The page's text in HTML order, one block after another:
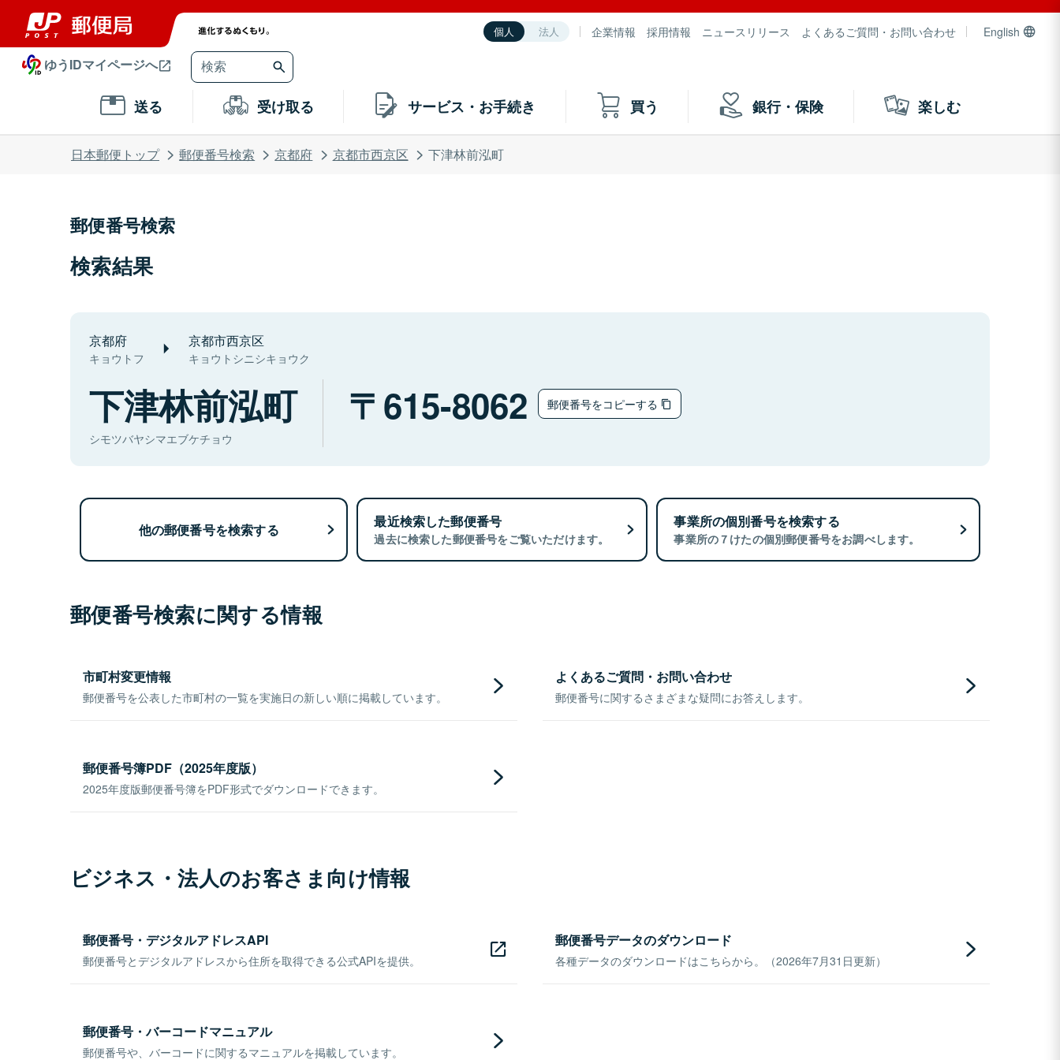
個人 法人 企業情報 採用情報 ニュースリリース よくあるご質問・お問い合わせ English
ゆうIDマイページへ
送る 受け取る サービス・お手続き 買う 銀行・保険 楽しむ
日本郵便トップ 郵便番号検索 京都府 京都市西京区 下津林前泓町
郵便番号検索
検索結果
京都府
キョウトフ
京都市西京区
キョウトシニシキョウク
下津林前泓町
シモツバヤシマエブケチョウ
615-8062 郵便番号をコピーする
他の郵便番号を検索する 最近検索した郵便番号
過去に検索した郵便番号をご覧いただけます。
事業所の個別番号を検索する
事業所の７けたの個別郵便番号をお調べします。
郵便番号検索に関する情報
市町村変更情報
郵便番号を公表した市町村の一覧を実施日の新しい順に掲載しています。
よくあるご質問・お問い合わせ
郵便番号に関するさまざまな疑問にお答えします。
郵便番号簿PDF（2025年度版）
2025年度版郵便番号簿をPDF形式でダウンロードできます。
ビジネス・法人のお客さま向け情報
郵便番号・デジタルアドレスAPI
郵便番号とデジタルアドレスから住所を取得できる公式APIを提供。
郵便番号データのダウンロード
各種データのダウンロードはこちらから。（2026年7月31日更新）
郵便番号・バーコードマニュアル
郵便番号や、バーコードに関するマニュアルを掲載しています。